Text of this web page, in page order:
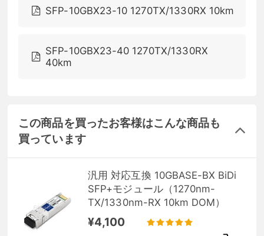
SFP-10GBX23-10 1270TX/1330RX 10km
SFP-10GBX23-40 1270TX/1330RX
40km
この商品を買ったお客様はこんな商品も
買っています
汎用 対応互換 10GBASE-BX BiDi
SFP+モジュール（1270nm-
TX/1330nm-RX 10km DOM）
¥4,100